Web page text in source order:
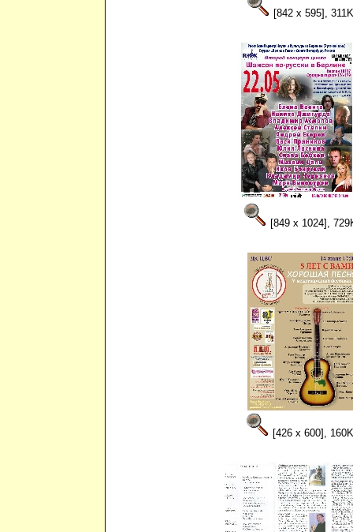
[842 x 595],
[849 x 1024],
[426 x 600],